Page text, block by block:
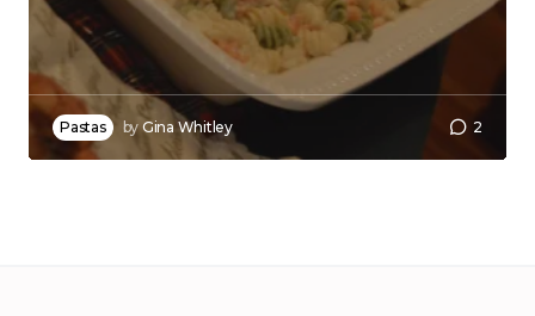
Pastas by Gina Whitley 2